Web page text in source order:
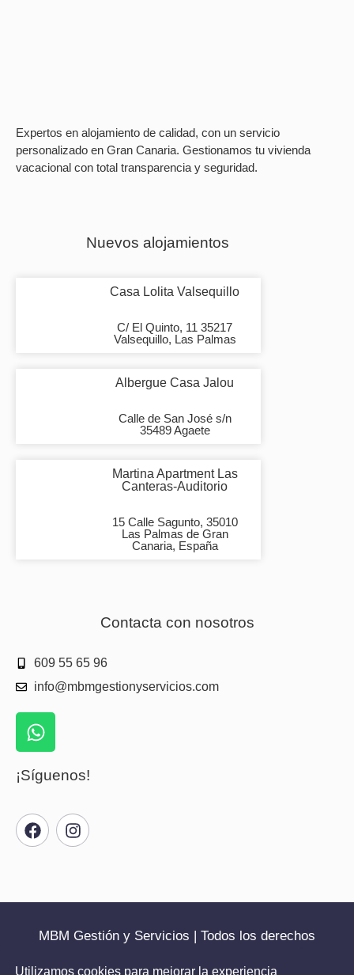
Expertos en alojamiento de calidad, con un servicio
personalizado en Gran Canaria. Gestionamos tu vivienda
vacacional con total transparencia y seguridad.
Nuevos alojamientos
Casa Lolita Valsequillo
C/ El Quinto, 11 35217
Valsequillo, Las Palmas
Albergue Casa Jalou
Calle de San José s/n
35489 Agaete
Martina Apartment Las
Canteras-Auditorio
15 Calle Sagunto, 35010
Las Palmas de Gran
Canaria, España
Contacta con nosotros
609 55 65 96
info@mbmgestionyservicios.com
¡Síguenos!
MBM Gestión y Servicios | Todos los derechos
Utilizamos cookies para mejorar la experiencia